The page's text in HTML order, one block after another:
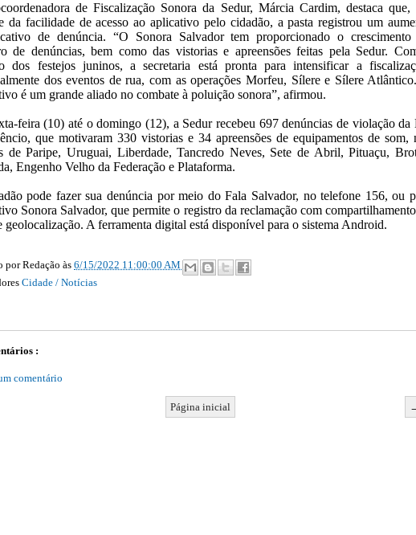
de Fiscalização Sonora da Sedur, Márcia Cardim, destaca que,
da facilidade de acesso ao aplicativo pelo cidadão, a pasta registrou um
de denúncia. “O Sonora Salvador tem proporcionado o
de denúncias, bem como das vistorias e apreensões feitas pela Sedur.
dos festejos juninos, a secretaria está pronta para intensificar a
dos eventos de rua, com as operações Morfeu, Sílere e Sílere
é um grande aliado no combate à poluição sonora”, afirmou.
feira (10) até o domingo (12), a Sedur recebeu 697 denúncias de violação da
que motivaram 330 vistorias e 34 apreensões de equipamentos de som,
de Paripe, Uruguai, Liberdade, Tancredo Neves, Sete de Abril, Pituaçu,
Engenho Velho da Federação e Plataforma.
pode fazer sua denúncia por meio do Fala Salvador, no telefone 156, ou
Sonora Salvador, que permite o registro da reclamação com
geolocalização. A ferramenta digital está disponível para o sistema Android.
porRedação às 6/15/2022 11:00:00 AM
Cidade / Notícias
:
comentário
Página inicial